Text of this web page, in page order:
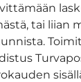
tai liian